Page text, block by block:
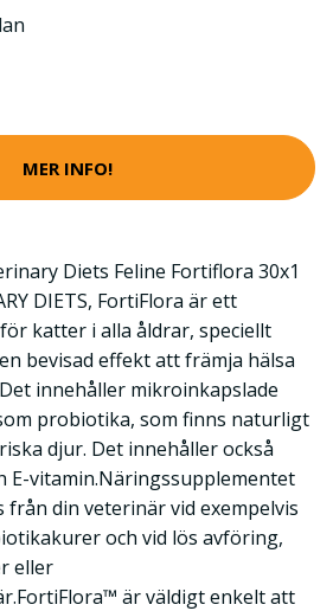
MER INFO!
Diets Feline Fortiflora 30x1
DIETS, FortiFlora är ett
katter i alla åldrar, speciellt
bevisad effekt att främja hälsa
innehåller mikroinkapslade
probiotika, som finns naturligt
djur. Det innehåller också
E-vitamin.Näringssupplementet
från din veterinär vid exempelvis
och vid lös avföring,
eller
är väldigt enkelt att